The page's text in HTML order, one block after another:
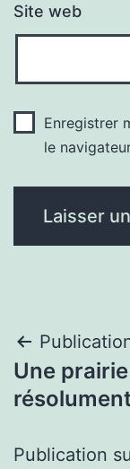
Site web
Enregistrer
le
de
Une
Publication